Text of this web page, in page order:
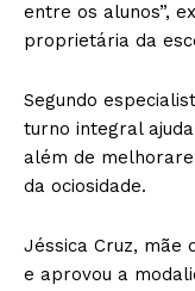
entre os alunos”,
proprietária da
Segundo
turno integral
além de
da ociosidade.
Jéssica Cruz, mãe
e aprovou a